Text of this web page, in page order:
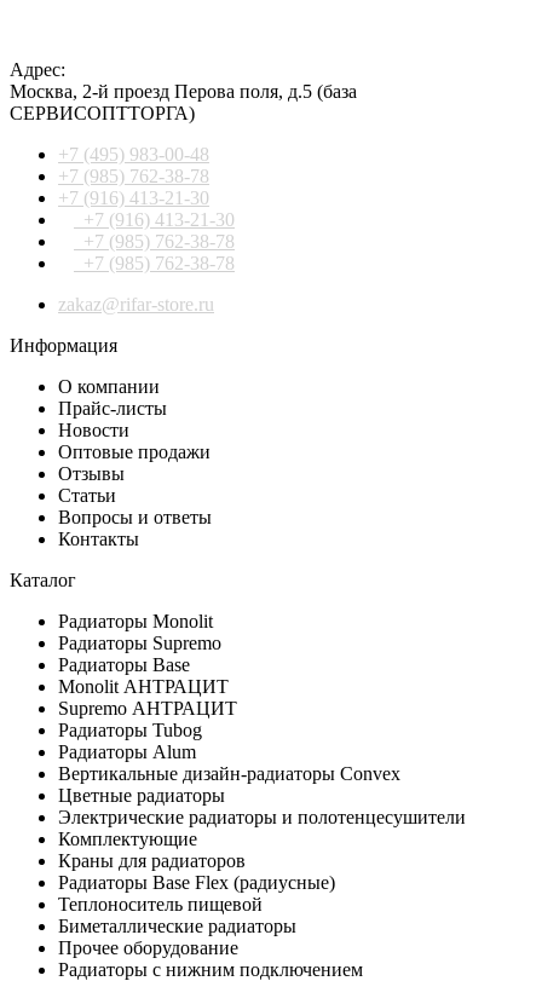
Адрес:
Москва, 2-й проезд Перова поля, д.5 (база
СЕРВИСОПТТОРГА)
+7 (495) 983-00-48
+7 (985) 762-38-78
+7 (916) 413-21-30
+7 (916) 413-21-30
+7 (985) 762-38-78
+7 (985) 762-38-78
zakaz@rifar-store.ru
Информация
О компании
Прайс-листы
Новости
Оптовые продажи
Отзывы
Статьи
Вопросы и ответы
Контакты
Каталог
Радиаторы Monolit
Радиаторы Supremo
Радиаторы Base
Monolit АНТРАЦИТ
Supremo АНТРАЦИТ
Радиаторы Tubog
Радиаторы Alum
Вертикальные дизайн-радиаторы Convex
Цветные радиаторы
Электрические радиаторы и полотенцесушители
Комплектующие
Краны для радиаторов
Радиаторы Base Flex (радиусные)
Теплоноситель пищевой
Биметаллические радиаторы
Прочее оборудование
Радиаторы с нижним подключением